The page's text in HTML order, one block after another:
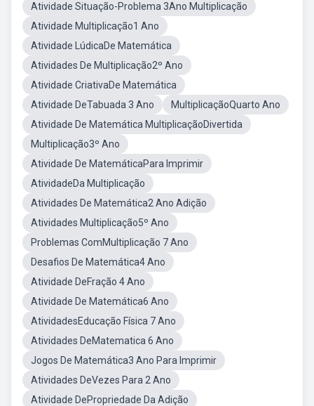
Atividade Situação-Problema 3Ano Multiplicação
Atividade Multiplicação1 Ano
Atividade LúdicaDe Matemática
Atividades De Multiplicação2º Ano
Atividade CriativaDe Matemática
Atividade DeTabuada 3 Ano
MultiplicaçãoQuarto Ano
Atividade De Matemática MultiplicaçãoDivertida
Multiplicação3º Ano
Atividade De MatemáticaPara Imprimir
AtividadeDa Multiplicação
Atividades De Matemática2 Ano Adição
Atividades Multiplicação5º Ano
Problemas ComMultiplicação 7 Ano
Desafios De Matemática4 Ano
Atividade DeFração 4 Ano
Atividade De Matemática6 Ano
AtividadesEducação Física 7 Ano
Atividades DeMatematica 6 Ano
Jogos De Matemática3 Ano Para Imprimir
Atividades DeVezes Para 2 Ano
Atividade DePropriedade Da Adição